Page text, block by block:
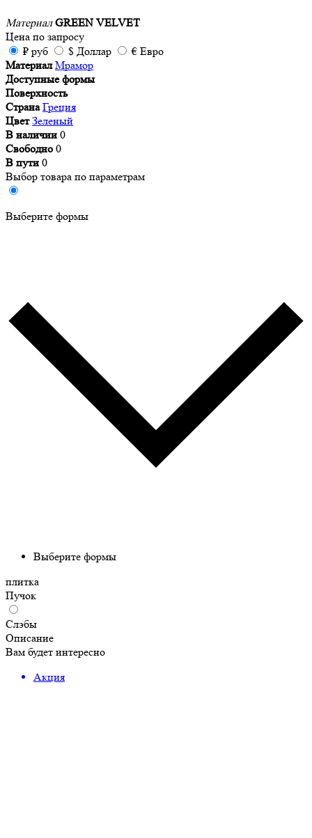
Материал GREEN VELVET
Цена по запросу
₽ руб $ Доллар € Евро
Материал Мрамор
Доступные формы
Поверхность
Страна Греция
Цвет Зеленый
В наличии 0
Свободно 0
В пути 0
Выбор товара по параметрам
Выберите формы
Выберите формы
плитка
Пучок
Слэбы
Описание
Вам будет интересно
Акция